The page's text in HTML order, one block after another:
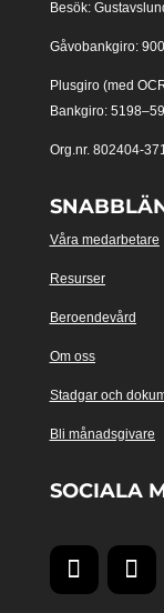
Besök:
Gåvobankgiro:
Plusgiro (med
Bankgiro:
Org.nr. 802404-
Våra medarbetare
Resurser
Beroendevård
Om oss
Stadgar och
Bli månadsgivare
SOCIALA